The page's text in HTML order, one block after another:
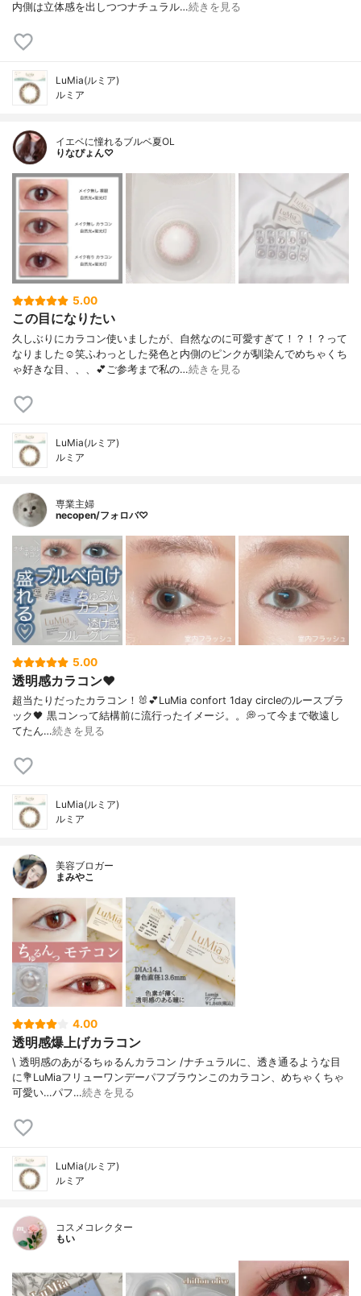
内側は立体感を出しつつナチュラル…続きを見る
LuMia(ルミア)
ルミア
イエベに憧れるブルベ夏OL
りなぴょん♡
5.00
この目になりたい
久しぶりにカラコン使いましたが、自然なのに可愛すぎて！？！？って
なりました☺笑ふわっとした発色と内側のピンクが馴染んでめちゃくち
ゃ好きな目、、、💕ご参考まで私の…続きを見る
LuMia(ルミア)
ルミア
専業主婦
necopen/フォロバ♡
5.00
透明感カラコン♥︎
超当たりだったカラコン！🐰💕LuMia confort 1day circleのルースブラ
ック🖤 黒コンって結構前に流行ったイメージ。。💭って今まで敬遠し
てたん…続きを見る
LuMia(ルミア)
ルミア
美容ブロガー
まみやこ
4.00
透明感爆上げカラコン
\ 透明感のあがるちゅるんカラコン /⁡ナチュラルに、透き通るような目
に⁡⁡⁡💐LuMiaフリューワンデーパフブラウン⁡⁡このカラコン、めちゃくちゃ
可愛い…パフ…続きを見る
LuMia(ルミア)
ルミア
コスメコレクター
もい